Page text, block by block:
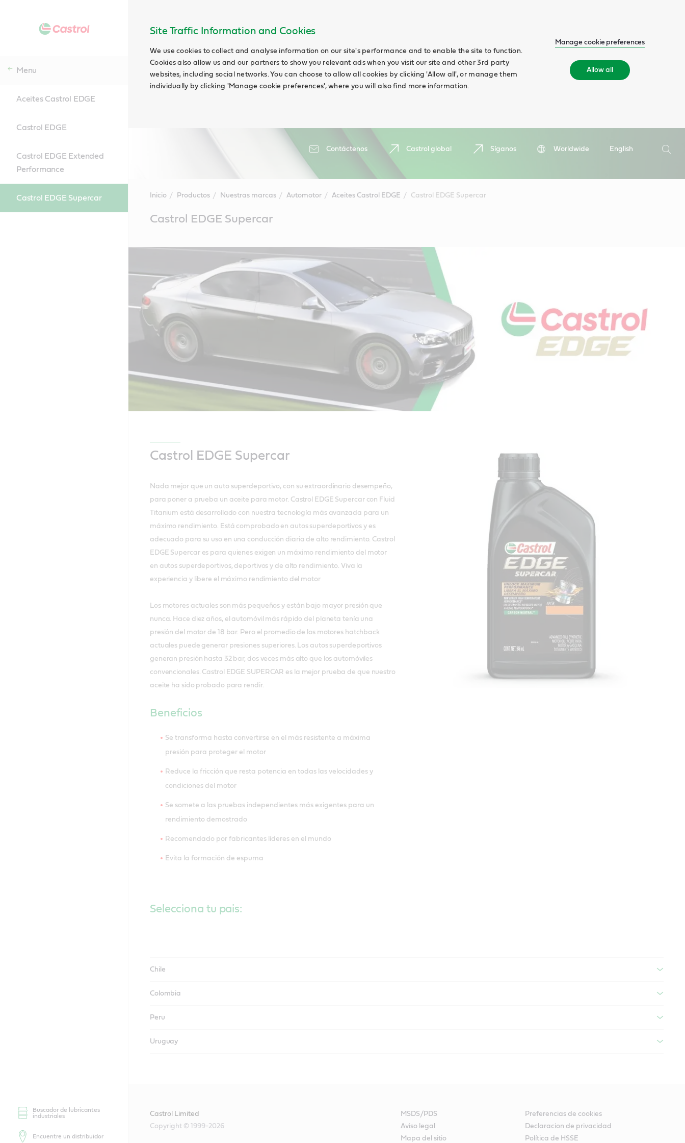
Site Traffic Information and Cookies
We use cookies to collect and analyse information on our site's performance and to enable the site to function.
Cookies also allow us and our partners to show you relevant ads when you visit our site and other 3rd party
websites, including social networks. You can choose to allow all cookies by clicking 'Allow all', or manage them
individually by clicking 'Manage cookie preferences', where you will also find more information.
Manage cookie preferences
Allow all
Contáctenos Castrol global Síganos Worldwide
English
Buscar
Menu
Aceites Castrol EDGE
Castrol EDGE
Castrol EDGE Extended
Performance
Castrol EDGE Supercar
Buscador de lubricantes
industriales
Encuentre un distribuidor
Inicio Productos Nuestras marcas Automotor Aceites Castrol EDGE Castrol EDGE Supercar
ContentCastrol EDGE Supercar
Castrol EDGE Supercar
Nada mejor que un auto superdeportivo, con su extraordinario desempeño,
para poner a prueba un aceite para motor. Castrol EDGE Supercar con Fluid
Titanium está desarrollado con nuestra tecnología más avanzada para un
máximo rendimiento. Está comprobado en autos superdeportivos y es
adecuado para su uso en una conducción diaria de alto rendimiento. Castrol
EDGE Supercar es para quienes exigen un máximo rendimiento del motor
en autos superdeportivos, deportivos y de alto rendimiento. Viva la
experiencia y libere el máximo rendimiento del motor
Los motores actuales son más pequeños y están bajo mayor presión que
nunca. Hace diez años, el automóvil más rápido del planeta tenía una
presión del motor de 18 bar. Pero el promedio de los motores hatchback
actuales puede generar presiones superiores. Los autos superdeportivos
generan presión hasta 32 bar, dos veces más alto que los automóviles
convencionales. Castrol EDGE SUPERCAR es la mejor prueba de que nuestro
aceite ha sido probado para rendir.
Beneficios
Se transforma hasta convertirse en el más resistente a máxima
presión para proteger el motor
Reduce la fricción que resta potencia en todas las velocidades y
condiciones del motor
Se somete a las pruebas independientes más exigentes para un
rendimiento demostrado
Recomendado por fabricantes líderes en el mundo
Evita la formación de espuma
Selecciona tu pais:
Chile
Colombia
Peru
Uruguay
Castrol Limited
Copyright © 1999-2026
MSDS/PDS
Preferencias de cookies
Aviso legal
Declaracion de privacidad
Mapa del sitio
Política de HSSE